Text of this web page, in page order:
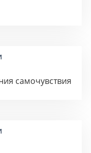
самочувствия